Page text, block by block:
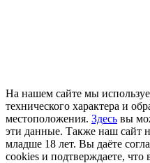
На нашем сайте мы
технического характера и
местоположения. Здесь вы
эти данные. Также наш сайт
младше 18 лет. Вы даёте
cookies и подтверждаете, что